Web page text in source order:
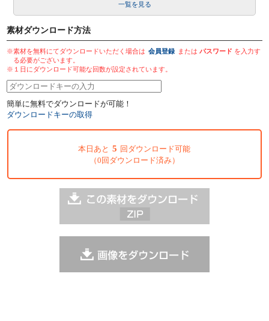
一覧を見る
素材ダウンロード方法
※素材を無料にてダウンロードいただく場合は 会員登録 またはパスワード を入力す
る必要がございます。
※１日にダウンロード可能な回数が設定されています。
簡単に無料でダウンロードが可能！
ダウンロードキーの取得
本日あと 5 回ダウンロード可能
（0回ダウンロード済み）